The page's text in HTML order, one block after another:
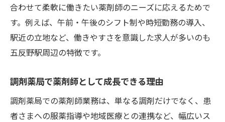
合わせて柔軟に働きたい薬剤師のニーズに応えるためで
す。例えば、午前・午後のシフト制や時短勤務の導入、
駅近の立地など、働きやすさを意識した求人が多いのも
五反野駅周辺の特徴です。
調剤薬局で薬剤師として成長できる理由
調剤薬局での薬剤師業務は、単なる調剤だけでなく、患
者さまへの服薬指導や地域医療との連携など、幅広いス